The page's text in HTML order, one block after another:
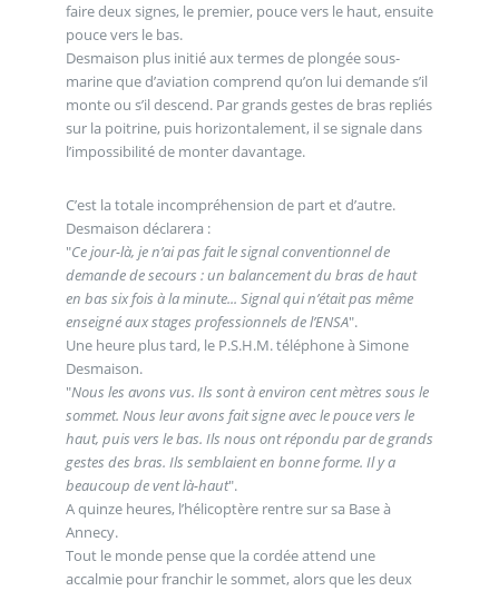
faire deux signes, le premier, pouce vers le haut, ensuite
pouce vers le bas.
Desmaison plus initié aux termes de plongée sous-
marine que d’aviation comprend qu’on lui demande s’il
monte ou s’il descend. Par grands gestes de bras repliés
sur la poitrine, puis horizontalement, il se signale dans
l’impossibilité de monter davantage.
C’est la totale incompréhension de part et d’autre.
Desmaison déclarera :
"Ce jour-là, je n’ai pas fait le signal conventionnel de
demande de secours : un balancement du bras de haut
en bas six fois à la minute... Signal qui n’était pas même
enseigné aux stages professionnels de l’ENSA".
Une heure plus tard, le P.S.H.M. téléphone à Simone
Desmaison.
"Nous les avons vus. Ils sont à environ cent mètres sous le
sommet. Nous leur avons fait signe avec le pouce vers le
haut, puis vers le bas. Ils nous ont répondu par de grands
gestes des bras. Ils semblaient en bonne forme. Il y a
beaucoup de vent là-haut".
A quinze heures, l’hélicoptère rentre sur sa Base à
Annecy.
Tout le monde pense que la cordée attend une
accalmie pour franchir le sommet, alors que les deux